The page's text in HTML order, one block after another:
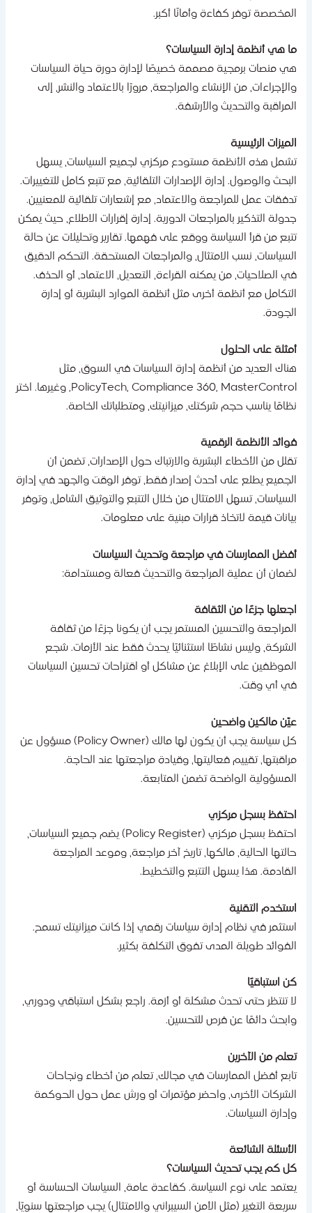
توفر كفاءة وأمانًا أكبر.
هي أنظمة إدارة السياسات؟
منصات برمجية مصممة خصيصًا لإدارة دورة حياة السياسات
من الإنشاء والمراجعة، مرورًا بالاعتماد والنشر، إلى
والتحديث والأرشفة.
الرئيسية
هذه الأنظمة مستودع مركزي لجميع السياسات، يسهل
والوصول. إدارة الإصدارات التلقائية، مع تتبع كامل للتغييرات.
عمل للمراجعة والاعتماد، مع إشعارات تلقائية للمعنيين.
التذكير بالمراجعات الدورية. إدارة إقرارات الاطلاع، حيث يمكن
من قرأ السياسة ووقع على فهمها. تقارير وتحليلات عن حالة
نسب الامتثال، والمراجعات المستحقة. التحكم الدقيق
الصلاحيات، من يمكنه القراءة، التعديل، الاعتماد، أو الحذف.
مع أنظمة أخرى مثل أنظمة الموارد البشرية أو إدارة
على الحلول
العديد من أنظمة إدارة السياسات في السوق، مثل
PolicyTech, Compliance 360, MasterControl, وغيرها. اختر
يناسب حجم شركتك، ميزانيتك، ومتطلباتك الخاصة.
الأنظمة الرقمية
من الأخطاء البشرية والارتباك حول الإصدارات، تضمن أن
يطلع على أحدث إصدار فقط، توفر الوقت والجهد في إدارة
تسهل الامتثال من خلال التتبع والتوثيق الشامل، وتوفر
قيمة لاتخاذ قرارات مبنية على معلومات.
الممارسات في مراجعة وتحديث السياسات
أن عملية المراجعة والتحديث فعالة ومستدامة:
جزءًا من الثقافة
والتحسين المستمر يجب أن يكونا جزءًا من ثقافة
وليس نشاطًا استثنائيًا يحدث فقط عند الأزمات. شجع
على الإبلاغ عن مشاكل أو اقتراحات تحسين السياسات
أي وقت.
مالكين واضحين
كل سياسة يجب أن يكون لها مالك (Policy Owner) مسؤول عن
تقييم فعاليتها، وقيادة مراجعتها عند الحاجة.
الواضحة تضمن المتابعة.
بسجل مركزي
احتفظ بسجل مركزي (Policy Register) يضم جميع السياسات،
الحالية، مالكها، تاريخ آخر مراجعة، وموعد المراجعة
هذا يسهل التتبع والتخطيط.
التقنية
في نظام إدارة سياسات رقمي إذا كانت ميزانيتك تسمح.
طويلة المدى تفوق التكلفة بكثير.
استباقيًا
تنتظر حتى تحدث مشكلة أو أزمة. راجع بشكل استباقي ودوري،
دائمًا عن فرص للتحسين.
من الآخرين
أفضل الممارسات في مجالك، تعلم من أخطاء ونجاحات
الأخرى، واحضر مؤتمرات أو ورش عمل حول الحوكمة
السياسات.
الشائعة
كم يجب تحديث السياسات؟
على نوع السياسة. كقاعدة عامة، السياسات الحساسة أو
التغير (مثل الأمن السيبراني والامتثال) يجب مراجعتها سنويًا،